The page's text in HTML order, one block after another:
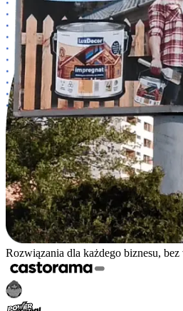
Rozwiązania dla każdego biznesu,